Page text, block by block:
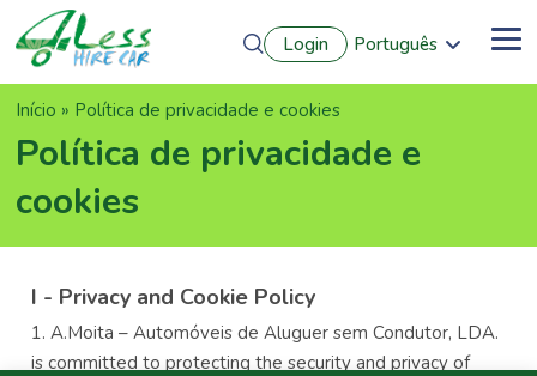
Passar
para
conteúdo
principal
Login
Português
Navegação
estrutural
Início Política de privacidade e cookies
Política de privacidade e
cookies
I - Privacy and Cookie Policy
A.Moita – Automóveis de Aluguer sem Condutor, LDA.
is committed to protecting the security and privacy of